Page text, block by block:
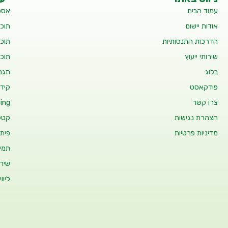
עמוד הבית
אודות יישום
הדרכות התנסותיות
שירותי ייעוץ
בלוג
פודקאסט
צרו קשר
הצהרת נגישות
מדיניות פרטיות